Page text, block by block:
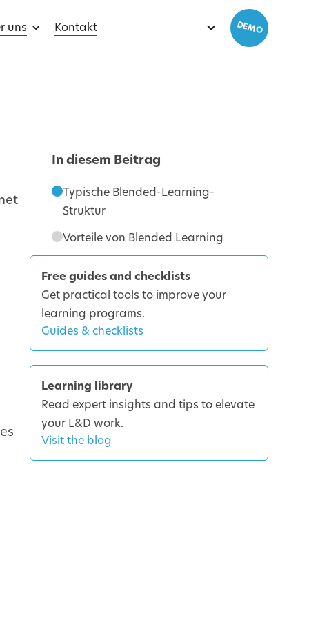
uns Kontakt DEMO
In diesem Beitrag
Typische Blended-Learning-
Struktur
Vorteile von Blended Learning
Free guides and checklists
Get practical tools to improve your
learning programs.
Guides & checklists
Learning library
Read expert insights and tips to elevate
your L&D work.
Visit the blog